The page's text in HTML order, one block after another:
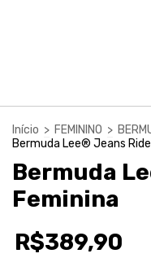
Início > FEMININO >
Bermuda Lee® Jeans
Bermuda
Feminina
R$389,90